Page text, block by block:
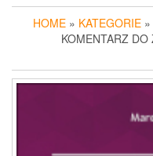
HOME » KATEGORIE »
KOMENTARZ